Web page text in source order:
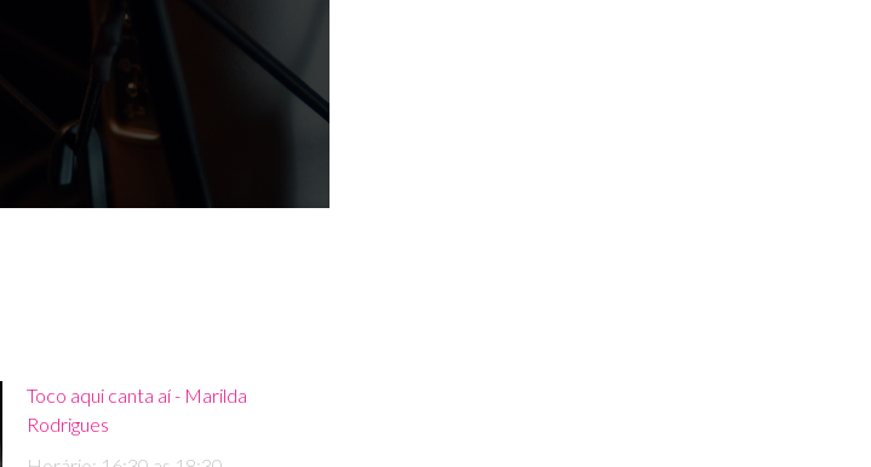
Toco aqui canta aí - Marilda
Rodrigues